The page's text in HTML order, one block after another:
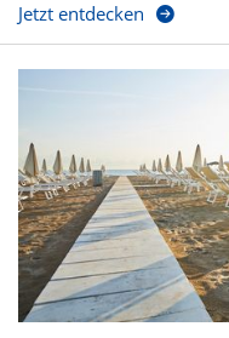
Jetzt entdecken